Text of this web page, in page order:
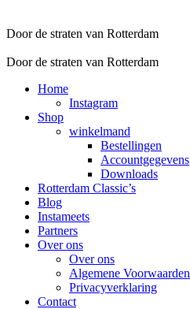
Door de straten van Rotterdam
Door de straten van Rotterdam
Home
Instagram
Shop
winkelmand
Bestellingen
Accountgegevens
Downloads
Rotterdam Classic’s
Blog
Instameets
Partners
Over ons
Over ons
Algemene Voorwaarden
Privacyverklaring
Contact